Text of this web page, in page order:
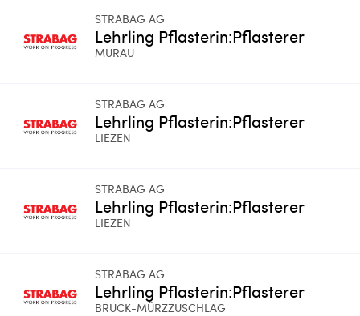
STRABAG AG
Lehrling Pflasterin:Pflasterer
MURAU
STRABAG AG
Lehrling Pflasterin:Pflasterer
LIEZEN
STRABAG AG
Lehrling Pflasterin:Pflasterer
LIEZEN
STRABAG AG
Lehrling Pflasterin:Pflasterer
BRUCK-MÜRZZUSCHLAG